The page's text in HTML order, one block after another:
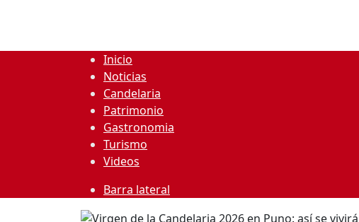
Inicio
Noticias
Candelaria
Patrimonio
Gastronomia
Turismo
Videos
Barra lateral